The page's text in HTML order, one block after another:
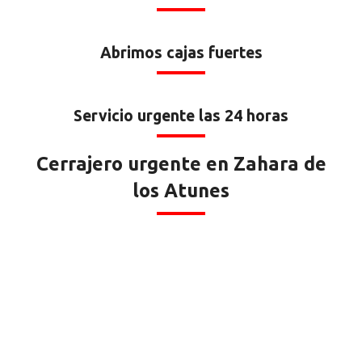
Abrimos cajas fuertes
Servicio urgente las 24 horas
Cerrajero urgente en Zahara de
los Atunes